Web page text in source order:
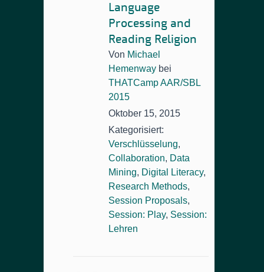
Language
Processing and
Reading Religion
Von Michael
Hemenway bei
THATCamp AAR/SBL
2015
Oktober 15, 2015
Kategorisiert:
Verschlüsselung,
Collaboration, Data
Mining, Digital Literacy,
Research Methods,
Session Proposals,
Session: Play, Session:
Lehren